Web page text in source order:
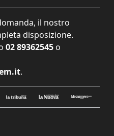
il nostro
disposizione.
02 89362545 o
.